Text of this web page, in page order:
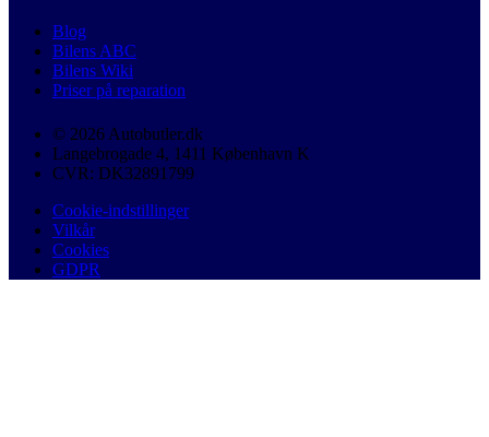
Blog
Bilens ABC
Bilens Wiki
Priser på reparation
© 2026 Autobutler.dk
Langebrogade 4, 1411 København K
CVR: DK32891799
Cookie-indstillinger
Vilkår
Cookies
GDPR